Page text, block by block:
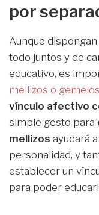
por
Aunque
todo juntos y de
educativo, es
mellizos o gemelos
vínculo afectivo
simple gesto para
mellizos ayudará
personalidad, y
establecer un
para poder